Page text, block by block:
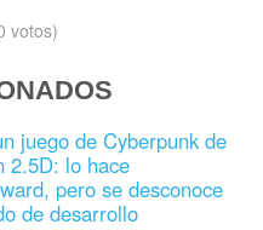
votos)
juego de Cyberpunk de
2.5D: lo hace
pero se desconoce
de desarrollo